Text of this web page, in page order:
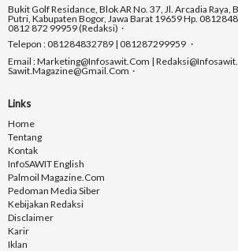
Bukit Golf Residance, Blok AR No. 37, Jl. Arcadia Raya,
Putri, Kabupaten Bogor, Jawa Barat 19659 Hp.
0812 872 99959 (Redaksi)
Telepon : 081284832789 | 081287299959
Email : Marketing@infosawit.com |
Sawit.magazine@gmail.com
Links
Home
Tentang
Kontak
InfoSAWIT English
Palmoil Magazine.com
Pedoman Media Siber
Kebijakan Redaksi
Disclaimer
Karir
Iklan